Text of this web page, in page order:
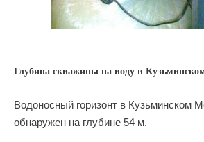
Глубина скважины на воду в
Водоносный горизонт в Кузьминском
обнаружен на глубине 54 м.